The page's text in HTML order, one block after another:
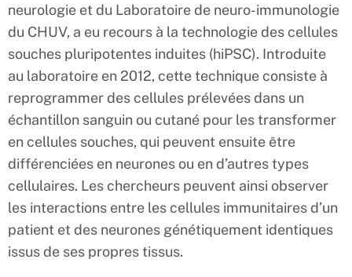
neurologie et du Laboratoire de neuro-immunologie
du CHUV, a eu recours à la technologie des cellules
souches pluripotentes induites (hiPSC). Introduite
au laboratoire en 2012, cette technique consiste à
reprogrammer des cellules prélevées dans un
échantillon sanguin ou cutané pour les transformer
en cellules souches, qui peuvent ensuite être
différenciées en neurones ou en d’autres types
cellulaires. Les chercheurs peuvent ainsi observer
les interactions entre les cellules immunitaires d’un
patient et des neurones génétiquement identiques
issus de ses propres tissus.